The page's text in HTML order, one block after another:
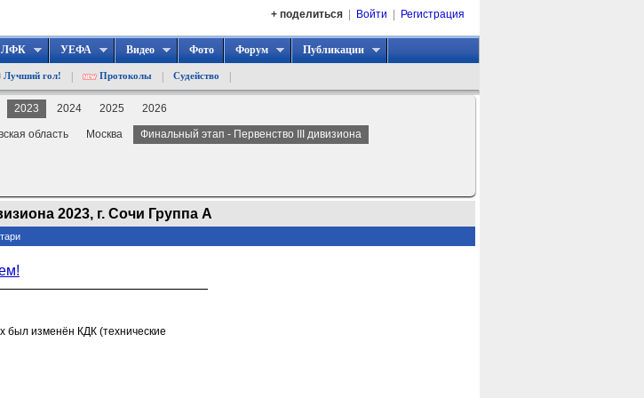
Регистрация
Войти
+ поделиться
Лучший гол! Протоколы Судейство
ЛФК УЕФА Видео Фото Форум Публикации
2023 2024 2025 2026
область Москва
Финальный этап - Первенство III дивизиона
2023, г. Сочи Группа А
был изменён КДК (технические